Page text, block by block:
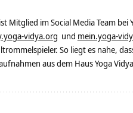
Mitglied im Social Media Team
vidya.org und mein.yoga-
So liegt es nahe,
aus dem Haus Yoga